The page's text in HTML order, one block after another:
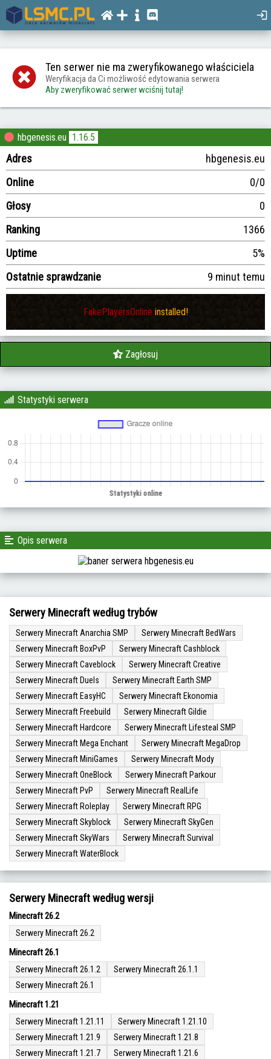
Ten serwer nie ma zweryfikowanego właściciela
Weryfikacja da Ci możliwość edytowania serwera
Aby zweryfikować serwer wciśnij tutaj!
hbgenesis.eu 1.16.5
Adres
hbgenesis.eu
Online
0/0
Głosy
0
Ranking
1366
Uptime
5%
Ostatnie sprawdzanie
9 minut temu
FakePlayersOnline installed!
Zagłosuj
Statystyki serwera
Opis serwera
Serwery Minecraft według trybów
Serwery Minecraft Anarchia SMP
Serwery Minecraft BedWars
Serwery Minecraft BoxPvP
Serwery Minecraft Cashblock
Serwery Minecraft Caveblock
Serwery Minecraft Creative
Serwery Minecraft Duels
Serwery Minecraft Earth SMP
Serwery Minecraft EasyHC
Serwery Minecraft Ekonomia
Serwery Minecraft Freebuild
Serwery Minecraft Gildie
Serwery Minecraft Hardcore
Serwery Minecraft Lifesteal SMP
Serwery Minecraft Mega Enchant
Serwery Minecraft MegaDrop
Serwery Minecraft MiniGames
Serwery Minecraft Mody
Serwery Minecraft OneBlock
Serwery Minecraft Parkour
Serwery Minecraft PvP
Serwery Minecraft RealLife
Serwery Minecraft Roleplay
Serwery Minecraft RPG
Serwery Minecraft Skyblock
Serwery Minecraft SkyGen
Serwery Minecraft SkyWars
Serwery Minecraft Survival
Serwery Minecraft WaterBlock
Serwery Minecraft według wersji
Minecraft 26.2
Serwery Minecraft 26.2
Minecraft 26.1
Serwery Minecraft 26.1.2
Serwery Minecraft 26.1.1
Serwery Minecraft 26.1
Minecraft 1.21
Serwery Minecraft 1.21.11
Serwery Minecraft 1.21.10
Serwery Minecraft 1.21.9
Serwery Minecraft 1.21.8
Serwery Minecraft 1.21.7
Serwery Minecraft 1.21.6